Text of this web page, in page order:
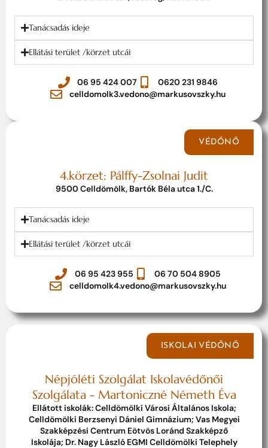
Tanácsadás ideje
Ellátási terület /körzet utcái
06 95 424 007
0620 231 9846
celldomolk3.vedono@markusovszky.hu
VÉDŐNŐ
4.körzet: Pálffy-Zsolnai Judit
9500 Celldömölk, Bartók Béla utca 1./C.
Tanácsadás ideje
Ellátási terület /körzet utcái
06 95 423 955
06 70 504 8905
celldomolk4.vedono@markusovszky.hu
ISKOLAI VÉDŐNŐ
Népjóléti Szolgálat Iskolavédőnői
Szolgálata - Martoniczné Németh Éva
Ellátott iskolák: Celldömölki Városi Általános Iskola;
Celldömölki Berzsenyi Dániel Gimnázium; Vas Megyei
Szakképzési Centrum Eötvös Loránd Szakképző
Iskolája; Dr. Nagy László EGMI Celldömölki Telephely